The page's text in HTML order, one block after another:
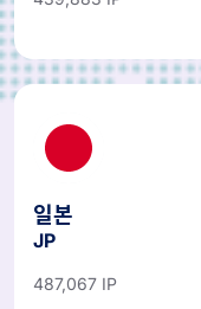
일본
JP
487,067 IP